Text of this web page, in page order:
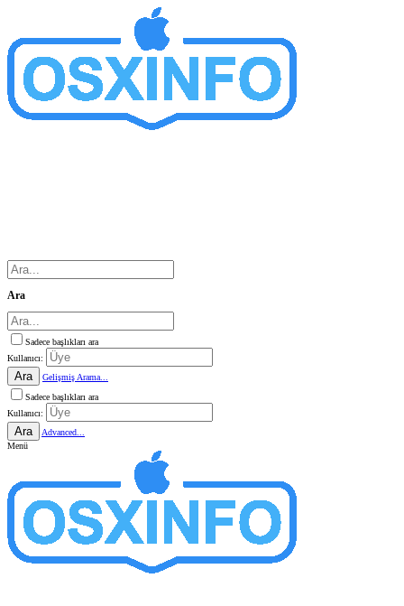
Ara
Sadece başlıkları ara
Kullanıcı:
Ara
Gelişmiş Arama...
Sadece başlıkları ara
Kullanıcı:
Ara
Advanced...
Menü